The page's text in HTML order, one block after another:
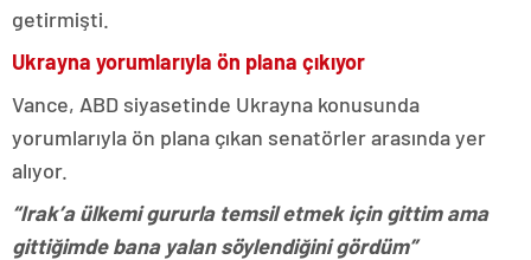
getirmişti.
Ukrayna yorumlarıyla ön plana çıkıyor
Vance, ABD siyasetinde Ukrayna konusunda
yorumlarıyla ön plana çıkan senatörler arasında yer
alıyor.
“Irak’a ülkemi gururla temsil etmek için gittim ama
gittiğimde bana yalan söylendiğini gördüm”